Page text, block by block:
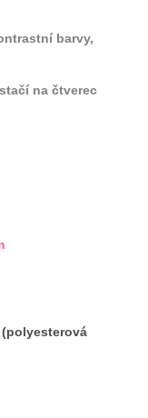
barvy,
na čtverec
(polyesterová